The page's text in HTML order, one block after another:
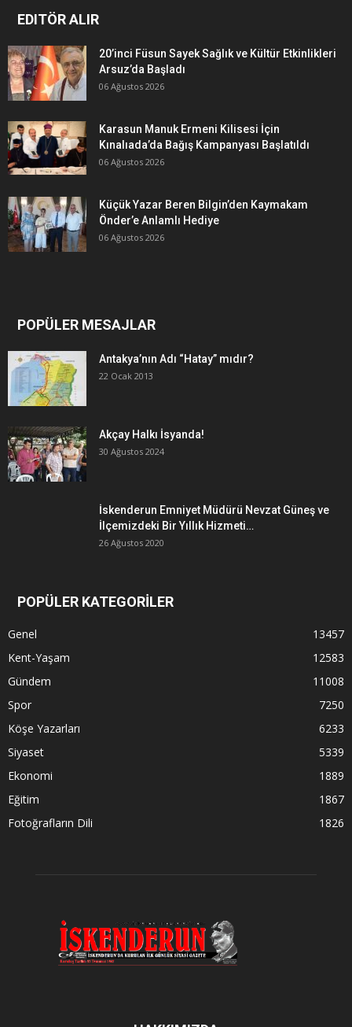
EDITÖR ALIR
20’inci Füsun Sayek Sağlık ve Kültür Etkinlikleri
Arsuz’da Başladı
06 Ağustos 2026
Karasun Manuk Ermeni Kilisesi İçin
Kınalıada’da Bağış Kampanyası Başlatıldı
06 Ağustos 2026
Küçük Yazar Beren Bilgin’den Kaymakam
Önder’e Anlamlı Hediye
06 Ağustos 2026
POPÜLER MESAJLAR
Antakya’nın Adı “Hatay” mıdır?
22 Ocak 2013
Akçay Halkı İsyanda!
30 Ağustos 2024
İskenderun Emniyet Müdürü Nevzat Güneş ve
İlçemizdeki Bir Yıllık Hizmeti…
26 Ağustos 2020
POPÜLER KATEGORİLER
Genel
13457
Kent-Yaşam
12583
Gündem
11008
Spor
7250
Köşe Yazarları
6233
Siyaset
5339
Ekonomi
1889
Eğitim
1867
Fotoğrafların Dili
1826